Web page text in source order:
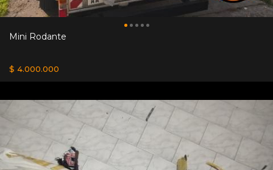
Mini Rodante
$ 4.000.000